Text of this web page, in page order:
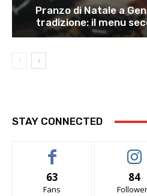
Pranzo di Natale a
tradizione: il menu
STAY CONNECTED
63
Fans
84